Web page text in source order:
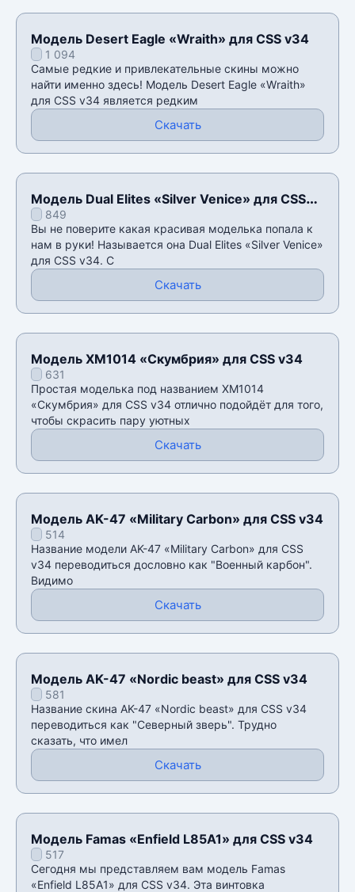
Модель Desert Eagle «Wraith» для CSS v34
1 094
Самые редкие и привлекательные скины можно
найти именно здесь! Модель Desert Eagle «Wraith»
для CSS v34 является редким
Скачать
Модель Dual Elites «Silver Venice» для CSS
v34849
Вы не поверите какая красивая моделька попала к
нам в руки! Называется она Dual Elites «Silver Venice»
для CSS v34. С
Скачать
Модель XM1014 «Скумбрия» для CSS v34
631
Простая моделька под названием XM1014
«Скумбрия» для CSS v34 отлично подойдёт для того,
чтобы скрасить пару уютных
Скачать
Модель AK-47 «Military Carbon» для CSS v34
514
Название модели AK-47 «Military Carbon» для CSS
v34 переводиться дословно как "Военный карбон".
Видимо
Скачать
Модель AK-47 «Nordic beast» для CSS v34
581
Название скина AK-47 «Nordic beast» для CSS v34
переводиться как "Северный зверь". Трудно
сказать, что имел
Скачать
Модель Famas «Enfield L85A1» для CSS v34
517
Сегодня мы представляем вам модель Famas
«Enfield L85A1» для CSS v34. Эта винтовка